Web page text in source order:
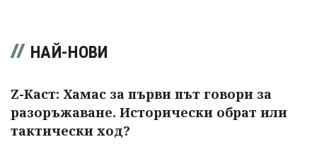
НАЙ-НОВИ
Z-Каст: Хамас за първи път говори за
разоръжаване. Исторически обрат или
тактически ход?